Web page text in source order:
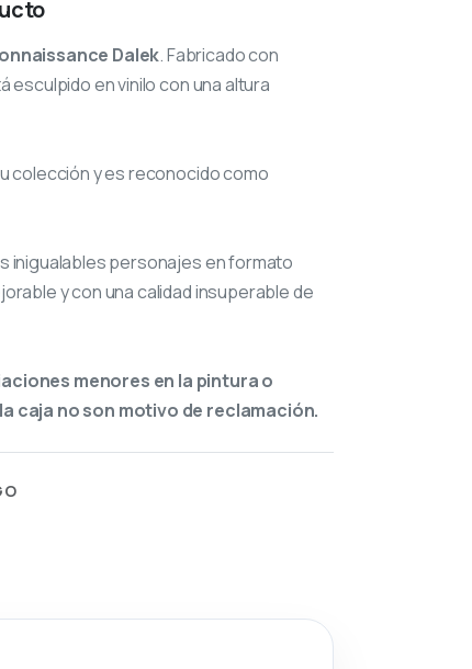
Dalek. Fabricado con
esculpido en vinilo con una altura
colección y es reconocido como
inigualables personajes en formato
y con una calidad insuperable de
menores en la pintura o
caja no son motivo de reclamación.